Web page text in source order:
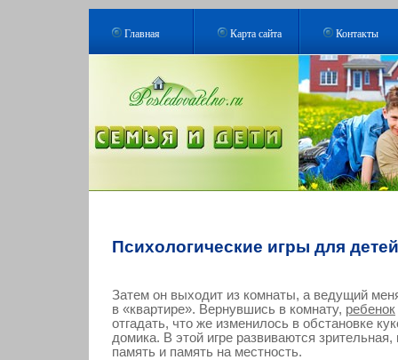
Главная Карта сайта Контакты
Психологические игры для детей
Затем он выходит из комнаты, а ведущий
в «квартире». Вернувшись в комнату, ребенок
отгадать, что же изменилось в обстановке
домика. В этой игре развиваются зрительная,
память и память на местность.